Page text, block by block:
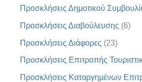
Προσκλήσεις Δημοτικού
Προσκλήσεις Διαβούλευσης (6)
Προσκλήσεις Διάφορες (23)
Προσκλήσεις Επιτροπής
Προσκλήσεις Καταργημένων